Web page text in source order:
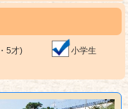
5才) 小学生